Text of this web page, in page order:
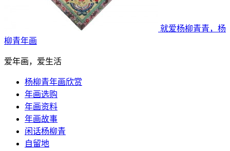
就爱杨柳青青，杨
柳青年画
爱年画，爱生活
杨柳青年画欣赏
年画选购
年画资料
年画故事
闲话杨柳青
自留地